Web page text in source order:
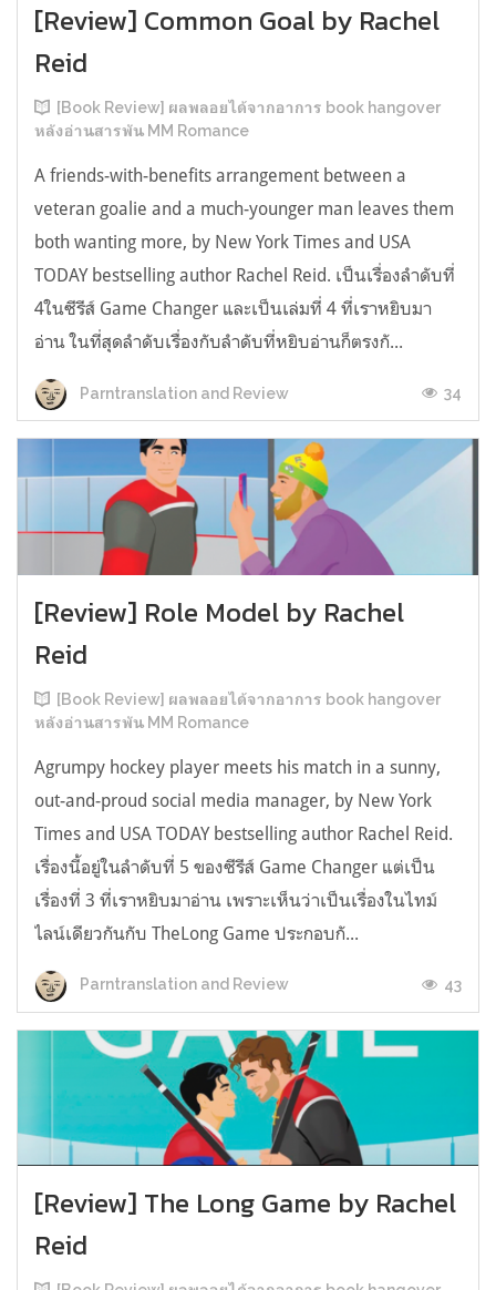
[Review] Common Goal by Rachel
Reid
[Book Review] ผลพลอยได้จากอาการ book hangover
หลังอ่านสารพัน MM Romance
A friends-with-benefits arrangement between a
veteran goalie and a much-younger man leaves them
both wanting more, by New York Times and USA
TODAY bestselling author Rachel Reid. เป็นเรื่องลำดับที่
4ในซีรีส์ Game Changer และเป็นเล่มที่ 4 ที่เราหยิบมา
อ่าน ในที่สุดลำดับเรื่องกับลำดับที่หยิบอ่านก็ตรงกั...
Parntranslation and Review 34
[Review] Role Model by Rachel
Reid
[Book Review] ผลพลอยได้จากอาการ book hangover
หลังอ่านสารพัน MM Romance
Agrumpy hockey player meets his match in a sunny,
out-and-proud social media manager, by New York
Times and USA TODAY bestselling author Rachel Reid.
เรื่องนี้อยู่ในลำดับที่ 5 ของซีรีส์ Game Changer แต่เป็น
เรื่องที่ 3 ที่เราหยิบมาอ่าน เพราะเห็นว่าเป็นเรื่องในไทม์
ไลน์เดียวกันกับ TheLong Game ประกอบกั...
Parntranslation and Review 43
[Review] The Long Game by Rachel
Reid